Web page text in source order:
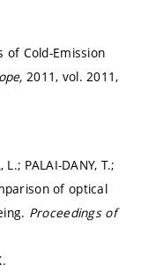
of Cold-Emission
2011, vol. 2011,
L.; PALAI-DANY, T.;
of optical
Proceedings of